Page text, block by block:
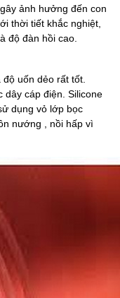
ảnh hưởng đến con
thời tiết khắc nghiệt,
độ đàn hồi cao.
uốn dẻo rất tốt.
dây cáp điện. Silicone
dụng vỏ lớp bọc
nướng , nồi hấp vì